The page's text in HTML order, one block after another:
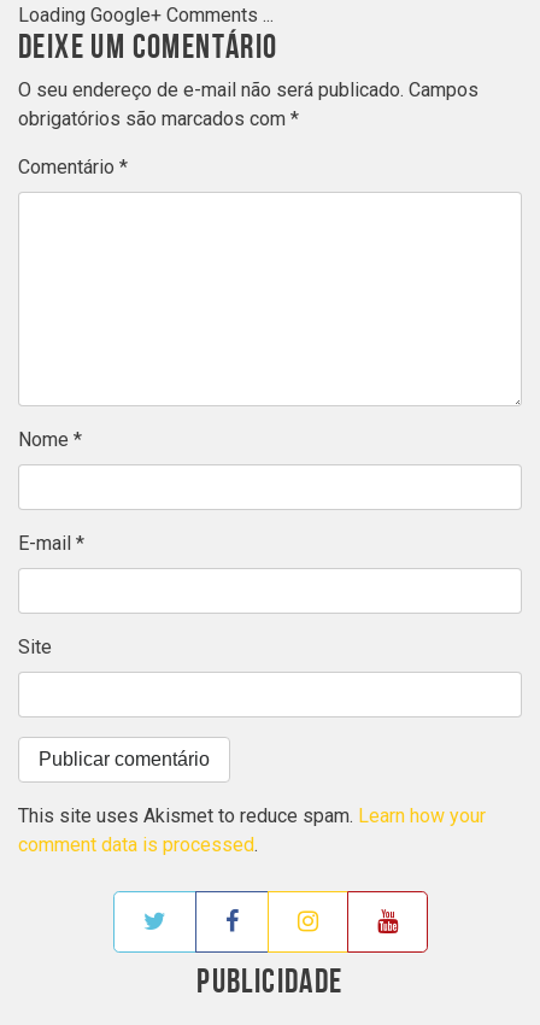
Loading Google+ Comments ...
DEIXE UM COMENTÁRIO
O seu endereço de e-mail não será publicado. Campos
obrigatórios são marcados com *
Comentário *
Nome *
E-mail *
Site
This site uses Akismet to reduce spam. Learn how your
comment data is processed.
PUBLICIDADE